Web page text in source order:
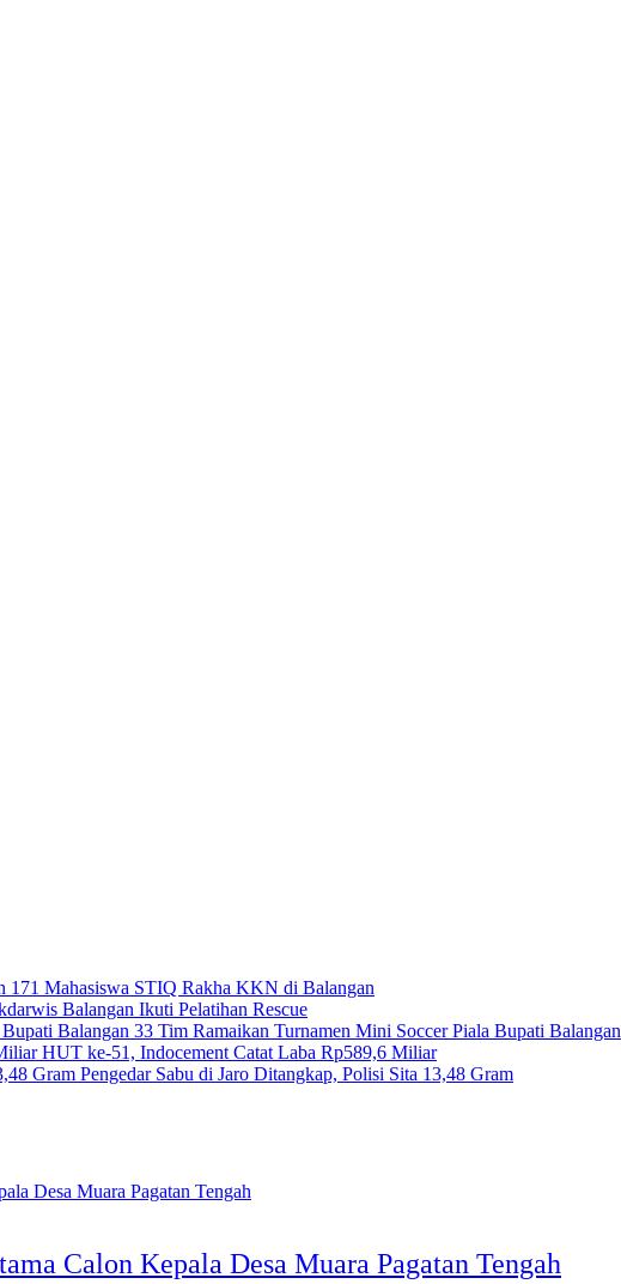
171 Mahasiswa STIQ Rakha KKN di Balangan
Balangan Ikuti Pelatihan Rescue
33 Tim Ramaikan Turnamen Mini Soccer Piala Bupati Balangan
HUT ke-51, Indocement Catat Laba Rp589,6 Miliar
Pengedar Sabu di Jaro Ditangkap, Polisi Sita 13,48 Gram
Calon Kepala Desa Muara Pagatan Tengah